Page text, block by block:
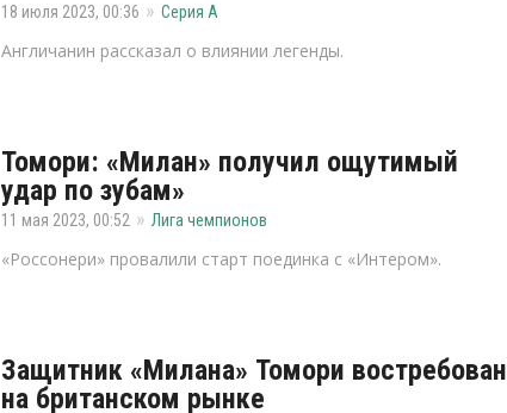
18 июля 2023, 00:36 Серия А
Англичанин рассказал о влиянии легенды.
Томори: «Милан» получил ощутимый
удар по зубам»
11 мая 2023, 00:52 Лига чемпионов
«Россонери» провалили старт поединка с «Интером».
Защитник «Милана» Томори востребован
на британском рынке